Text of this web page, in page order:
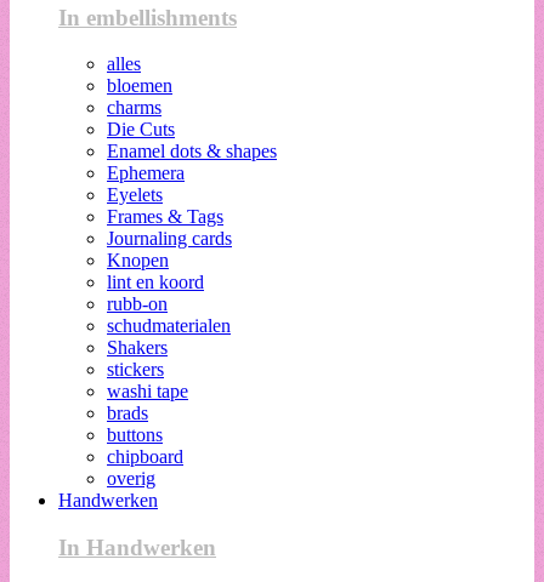
In embellishments
alles
bloemen
charms
Die Cuts
Enamel dots & shapes
Ephemera
Eyelets
Frames & Tags
Journaling cards
Knopen
lint en koord
rubb-on
schudmaterialen
Shakers
stickers
washi tape
brads
buttons
chipboard
overig
Handwerken
In Handwerken